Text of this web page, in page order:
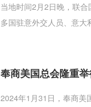
当地时间2月2日晚，联合
多国驻意外交人员、意大
奉商美国总会隆重
2024年1月31日，奉商美